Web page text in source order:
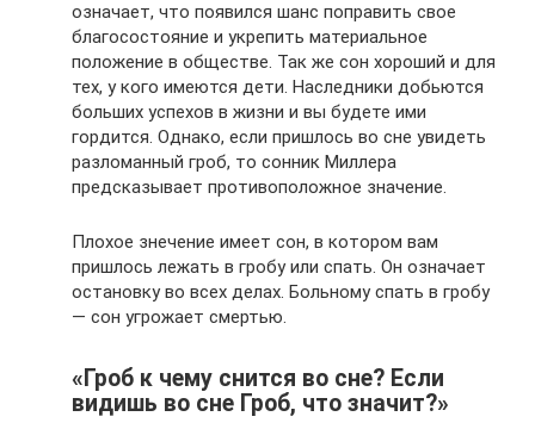
означает, что появился шанс поправить свое
благосостояние и укрепить материальное
положение в обществе. Так же сон хороший и для
тех, у кого имеются дети. Наследники добьются
больших успехов в жизни и вы будете ими
гордится. Однако, если пришлось во сне увидеть
разломанный гроб, то сонник Миллера
предсказывает противоположное значение.
Плохое знечение имеет сон, в котором вам
пришлось лежать в гробу или спать. Он означает
остановку во всех делах. Больному спать в гробу
— сон угрожает смертью.
«Гроб к чему снится во сне? Если
видишь во сне Гроб, что значит?»